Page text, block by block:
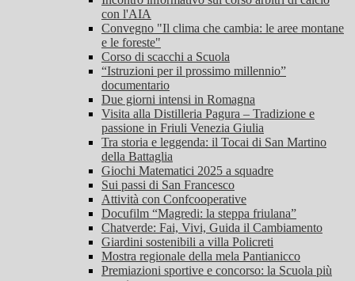
con l'AIA
Convegno "Il clima che cambia: le aree montane
e le foreste"
Corso di scacchi a Scuola
“Istruzioni per il prossimo millennio”
documentario
Due giorni intensi in Romagna
Visita alla Distilleria Pagura – Tradizione e
passione in Friuli Venezia Giulia
Tra storia e leggenda: il Tocai di San Martino
della Battaglia
Giochi Matematici 2025 a squadre
Sui passi di San Francesco
Attività con Confcooperative
Docufilm “Magredi: la steppa friulana”
Chatverde: Fai, Vivi, Guida il Cambiamento
Giardini sostenibili a villa Policreti
Mostra regionale della mela Pantianicco
Premiazioni sportive e concorso: la Scuola più